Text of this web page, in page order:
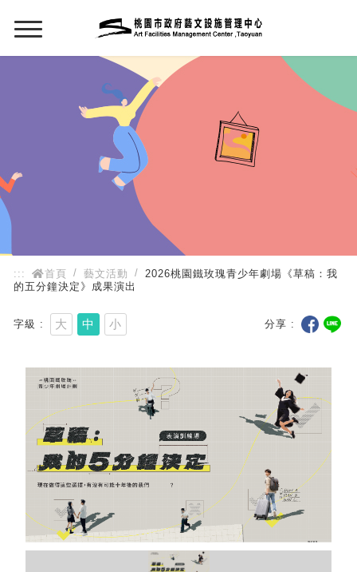
::: 首頁 藝文活動
2026桃園鐵玫瑰青少年劇場《草稿：我
的五分鐘決定》成果演出
字級 大 中 小 分享